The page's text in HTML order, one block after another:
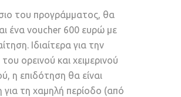
του προγράμματος, θα
ένα voucher 600 ευρώ με
Ιδιαίτερα για την
ορεινού και χειμερινού
η επιδότηση θα είναι
για τη χαμηλή περίοδο (από